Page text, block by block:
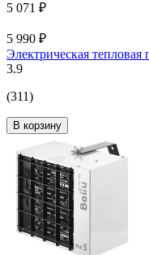
5 071 ₽
5 990 ₽
Электрическая
3.9
(311)
В корзину